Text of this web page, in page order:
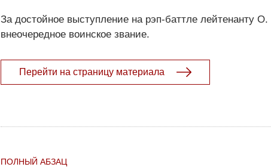
За достойное выступление на рэп-баттле лейтенанту
внеочередное воинское звание.
Перейти на страницу материала
ПОЛНЫЙ АБЗАЦ